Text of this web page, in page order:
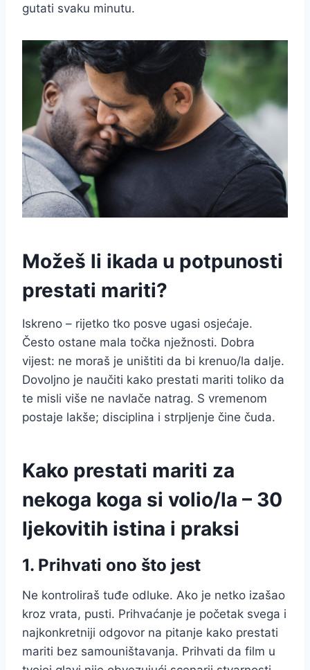
gutati svaku minutu.
Možeš li ikada u potpunosti
prestati mariti?
Iskreno – rijetko tko posve ugasi osjećaje.
Često ostane mala točka nježnosti. Dobra
vijest: ne moraš je uništiti da bi krenuo/la dalje.
Dovoljno je naučiti kako prestati mariti toliko da
te misli više ne navlače natrag. S vremenom
postaje lakše; disciplina i strpljenje čine čuda.
Kako prestati mariti za
nekoga koga si volio/la – 30
ljekovitih istina i praksi
1. Prihvati ono što jest
Ne kontroliraš tuđe odluke. Ako je netko izašao
kroz vrata, pusti. Prihvaćanje je početak svega i
najkonkretniji odgovor na pitanje kako prestati
mariti bez samouništavanja. Prihvati da film u